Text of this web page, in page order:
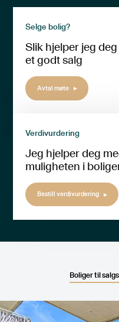
Selge bolig?
Slik hjelper jeg deg
et godt salg
Avtal møte
Verdivurdering
Jeg hjelper deg
muligheten i
Bestill verdivurdering
Boliger til salgs